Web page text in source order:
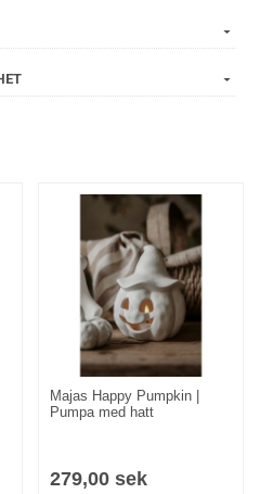
Majas Happy Pumpkin |
Pumpa med hatt
279,00 sek